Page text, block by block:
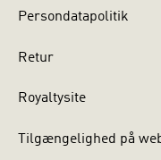
Persondatapolitik
Retur
Royaltysite
Tilgængelighed på